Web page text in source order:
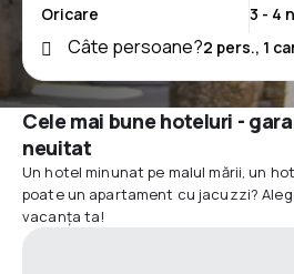
Câte persoane?
Cele mai bune hoteluri -
neuitat
Un hotel minunat pe malul mării, un
poate un apartament cu jacuzzi?
vacanța ta!